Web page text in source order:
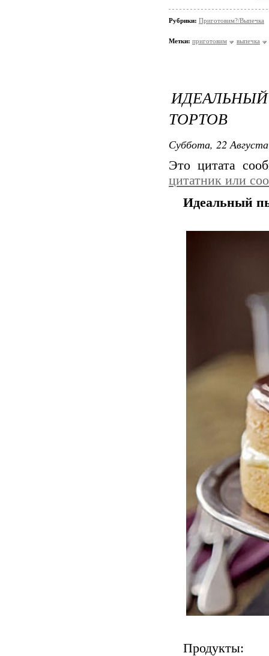
Рубрики: Приготовим?/Выпечка
Метки: приготовим выпечка
ТОРТОВ
Суббота, 22
Это цитата
цитатник или
Идеальный
Продукты: